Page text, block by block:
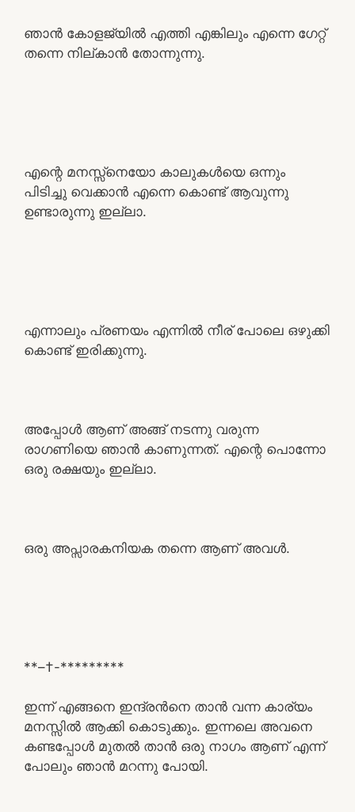
ഞാൻ കോളജ്യിൽ എത്തി എങ്കിലും എന്നെ ഗേറ്റ്
തന്നെ നില്കാൻ തോന്നുന്നു.
എന്റെ മനസ്സ്നെയോ കാലുകൾയെ ഒന്നും
പിടിച്ചു വെക്കാൻ എന്നെ കൊണ്ട് ആവുന്നു
ഉണ്ടാരുന്നു ഇല്ലാ.
എന്നാലും പ്രണയം എന്നിൽ നീര് പോലെ ഒഴുക്കി
കൊണ്ട് ഇരിക്കുന്നു.
അപ്പോൾ ആണ് അങ്ങ് നടന്നു വരുന്ന
രാഗണിയെ ഞാൻ കാണുന്നത്. എന്റെ പൊന്നോ
ഒരു രക്ഷയും ഇല്ലാ.
ഒരു അപ്സാരകനിയക തന്നെ ആണ് അവൾ.
**–†-*********
ഇന്ന് എങ്ങനെ ഇന്ദ്രൻനെ താൻ വന്ന കാര്യം
മനസ്സിൽ ആക്കി കൊടുക്കും. ഇന്നലെ അവനെ
കണ്ടപ്പോൾ മുതൽ താൻ ഒരു നാഗം ആണ് എന്ന്
പോലും ഞാൻ മറന്നു പോയി.